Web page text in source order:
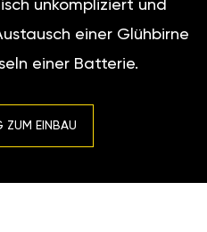
unkompliziert und
einer Glühbirne
einer Batterie.
ZUM EINBAU